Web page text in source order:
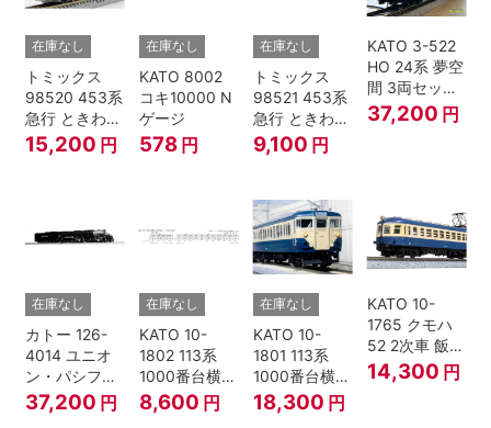
在庫なし
トミックス
98520 453系
急行 ときわ
基本4両セッ
ト Nゲージ
15,200 円
在庫なし
KATO 8002
コキ10000 N
ゲージ
578 円
在庫なし
トミックス
98521 453系
急行 ときわ
増結3両セッ
ト Nゲージ
9,100 円
KATO 3-522
HO 24系 夢空
間 3両セット
HOゲージ
37,200 円
在庫なし
カトー 126-
4014 ユニオ
ン・パシフィ
ック鉄道 ビッ
グボーイ＃
37,200 円
在庫なし
KATO 10-
1802 113系
1000番台横須
賀・総武快速
線 増結4両セ
8,600 円
在庫なし
KATO 10-
1801 113系
1000番台横須
賀・総武快速
線 基本7両セ
18,300 円
KATO 10-
1765 クモハ
52 2次車 飯田
線 4両セット
Nゲージ
14,300 円